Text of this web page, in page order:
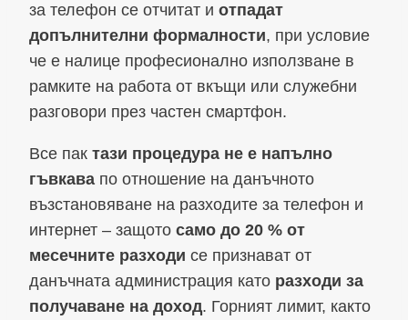
за телефон се отчитат и отпадат
допълнителни формалности, при условие
че е налице професионално използване в
рамките на работа от вкъщи или служебни
разговори през частен смартфон.
Все пак тази процедура не е напълно
гъвкава по отношение на данъчното
възстановяване на разходите за телефон и
интернет – защото само до 20 % от
месечните разходи се признават от
данъчната администрация като разходи за
получаване на доход. Горният лимит, както